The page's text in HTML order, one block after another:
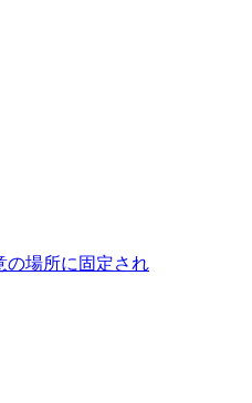
の場所に固定され